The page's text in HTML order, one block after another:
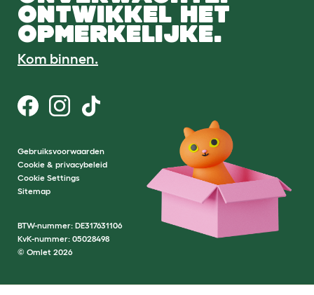
ONTWIKKEL HET
OPMERKELIJKE.
Kom binnen.
Gebruiksvoorwaarden
Cookie & privacybeleid
Cookie Settings
Sitemap
BTW-nummer: DE317631106
KvK-nummer: 05028498
© Omlet 2026